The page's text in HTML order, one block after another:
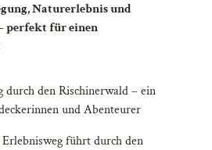
Naturerlebnis und
perfekt für einen
durch den Rischinerwald – ein
und Abenteurer
führt durch den